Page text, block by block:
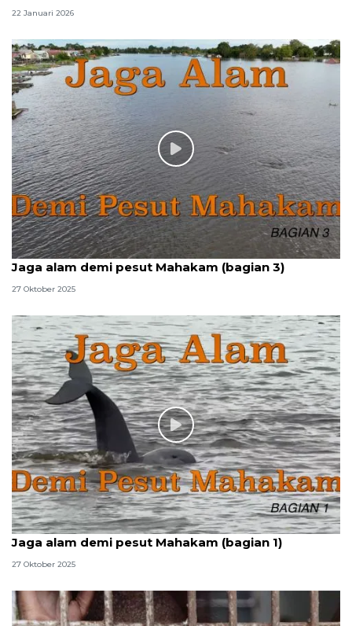
22 Januari 2026
Jaga alam demi pesut Mahakam (bagian 3)
27 Oktober 2025
Jaga alam demi pesut Mahakam (bagian 1)
27 Oktober 2025